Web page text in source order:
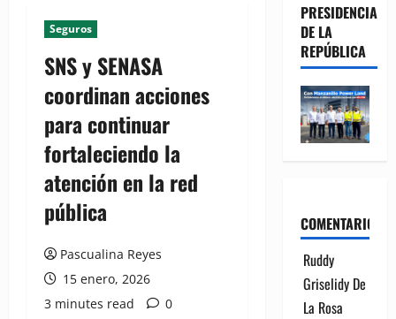
Seguros
SNS y SENASA
coordinan acciones
para continuar
fortaleciendo la
atención en la red
pública
Pascualina Reyes
15 enero, 2026
3 minutes read
0
PRESIDENCIA
DE LA
REPÚBLICA
COMENTARIOS
Ruddy
Griselidy De
La Rosa